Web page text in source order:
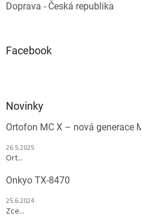
Doprava - Česká republika
Facebook
Novinky
Ortofon MC X – nová generace
26.5.2025
Ort...
Onkyo TX-8470
25.6.2024
Zce...